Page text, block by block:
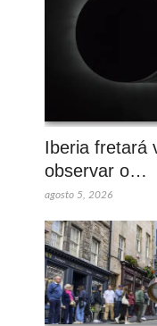
Iberia fretará
observar o…
agosto 5, 2026